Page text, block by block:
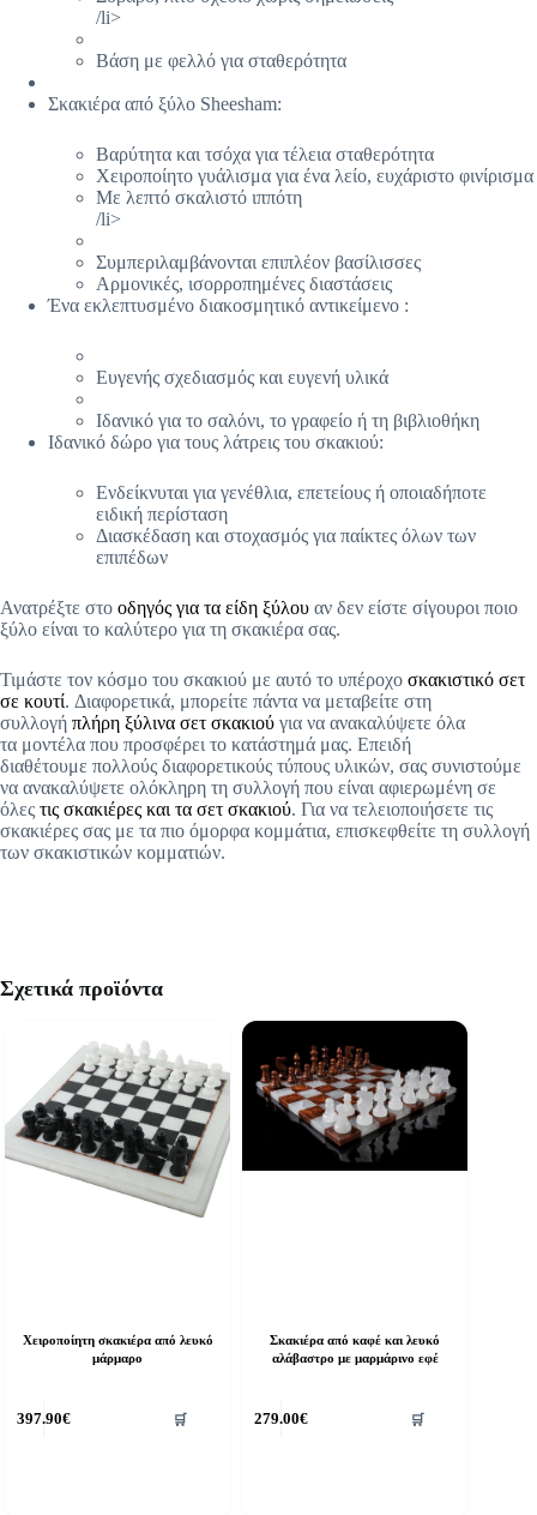
/li>
Βάση με φελλό για σταθερότητα
Σκακιέρα από ξύλο Sheesham:
Βαρύτητα και τσόχα για τέλεια σταθερότητα
Χειροποίητο γυάλισμα για ένα λείο, ευχάριστο φινίρισμα
Με λεπτό σκαλιστό ιππότη
/li>
Συμπεριλαμβάνονται επιπλέον βασίλισσες
Αρμονικές, ισορροπημένες διαστάσεις
Ένα εκλεπτυσμένο διακοσμητικό αντικείμενο :
Ευγενής σχεδιασμός και ευγενή υλικά
Ιδανικό για το σαλόνι, το γραφείο ή τη βιβλιοθήκη
Ιδανικό δώρο για τους λάτρεις του σκακιού:
Ενδείκνυται για γενέθλια, επετείους ή οποιαδήποτε
ειδική περίσταση
Διασκέδαση και στοχασμός για παίκτες όλων των
επιπέδων
Ανατρέξτε στο οδηγός για τα είδη ξύλου αν δεν είστε σίγουροι ποιο
ξύλο είναι το καλύτερο για τη σκακιέρα σας.
Τιμάστε τον κόσμο του σκακιού με αυτό το υπέροχο σκακιστικό σετ
σε κουτί. Διαφορετικά, μπορείτε πάντα να μεταβείτε στη
συλλογή πλήρη ξύλινα σετ σκακιού για να ανακαλύψετε όλα
τα μοντέλα που προσφέρει το κατάστημά μας. Επειδή
διαθέτουμε πολλούς διαφορετικούς τύπους υλικών, σας συνιστούμε
να ανακαλύψετε ολόκληρη τη συλλογή που είναι αφιερωμένη σε
όλες τις σκακιέρες και τα σετ σκακιού. Για να τελειοποιήσετε τις
σκακιέρες σας με τα πιο όμορφα κομμάτια, επισκεφθείτε τη συλλογή
των σκακιστικών κομματιών.
Σχετικά προϊόντα
Χειροποίητη σκακιέρα από λευκό
μάρμαρο
397.90€ 🛒
Σκακιέρα από καφέ και λευκό
αλάβαστρο με μαρμάρινο εφέ
279.00€ 🛒